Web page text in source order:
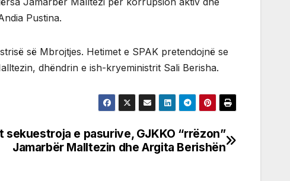
Pustina.
së Mbrojtjes. Hetimet e SPAK pretendojnë se
dhëndrin e ish-kryeministrit Sali Berisha.
sekuestroja e pasurive, GJKKO “rrëzon”
Jamarbër Malltezin dhe Argita Berishën